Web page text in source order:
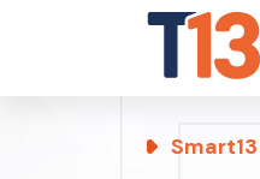
Smart13